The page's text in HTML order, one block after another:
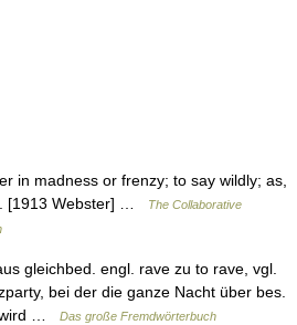
in madness or frenzy; to say wildly; as,
[1913 Webster] …
The Collaborative
gleichbed. engl. rave zu to rave, vgl.
bei der die ganze Nacht über bes.
wird …
Das große Fremdwörterbuch